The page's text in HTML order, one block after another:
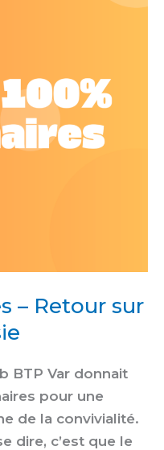
– Retour sur
BTP Var donnait
pour une
de la convivialité.
dire, c’est que le